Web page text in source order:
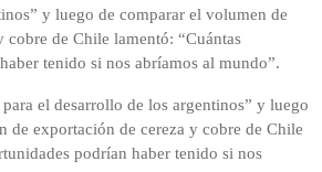
y luego de comparar el volumen de
cobre de Chile lamentó: “Cuántas
tenido si nos abríamos al mundo”.
el desarrollo de los argentinos” y luego
de exportación de cereza y cobre de Chile
podrían haber tenido si nos